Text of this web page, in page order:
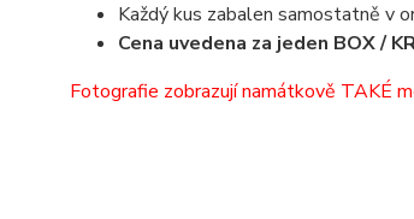
Každý kus zabalen samostatně v
Cena uvedena za jeden BOX /
Fotografie zobrazují namátkově TAKÉ